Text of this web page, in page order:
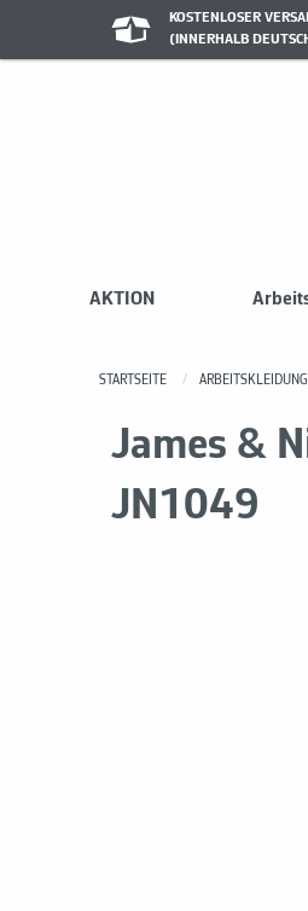
KOSTENLOSER
(INNERHALB
AKTION
STARTSEITE
James &
JN1049